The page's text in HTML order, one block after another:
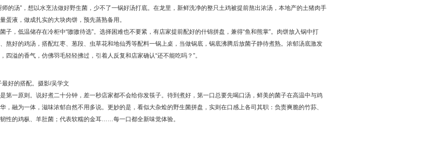
师的汤”，想以水烹法做好野生菌，少不了一锅好汤打底。在龙里，新鲜洗净的整只土鸡被提前熬出浓汤，本地产的土猪肉手
蛋液，做成扎实的大块肉饼，预先蒸熟备用。
子，低温储存在冷柜中“嗷嗷待选”。选择困难也不要紧，有店家提前配好的什锦拼盘，兼得“鱼和熊掌”。肉饼放入锅中打
熬好的鸡汤，搭配红枣、葱段、虫草花和地仙秀等配料一锅上桌，当做锅底，锅底沸腾后放菌子静待煮熟。浓郁汤底激发
四溢的香气，仿佛羽毛轻轻拂过，引着人反复和店家确认“还不能吃吗？”。
好的搭配。摄影/吴学文
第一原则。说好煮二十分钟，差一秒店家都不会给你发筷子。待到煮好，第一口总要先喝口汤，鲜美的菌子在高温中与鸡
，融为一体，滋味浓郁自然不用多说。更妙的是，看似大杂烩的野生菌拼盘，实则在口感上各司其职：负责爽脆的竹荪、
性的鸡枞、羊肚菌；代表软糯的金耳……每一口都全新味觉体验。